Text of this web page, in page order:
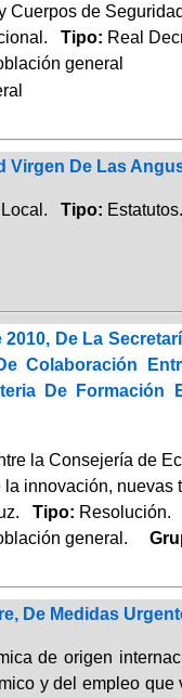
Cuerpos de
Tipo: Real
general
Virgen De Las
Tipo: Estatutos.
De La
Colaboración
De Formación
la Consejería de
innovación,
Tipo: Resolución.
general.
De Medidas
de origen
y del empleo